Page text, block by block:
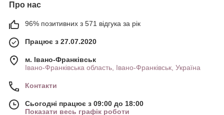
Про нас
96% позитивних з 571 відгука за рік
Працює з 27.07.2020
м. Івано-Франківськ
Івано-Франківська область, Івано-Франківськ, Україна
Контакти
Сьогодні працює з 09:00 до 18:00
Показати весь графік роботи